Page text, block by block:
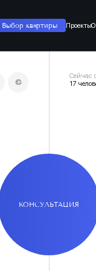
Выбор квартиры Проекты
КОНСУЛЬТАЦИЯ
Сейчас
17